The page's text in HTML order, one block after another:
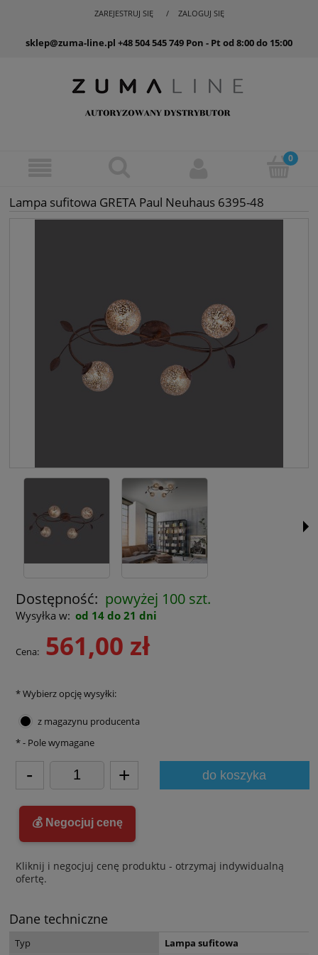
ZAREJESTRUJ SIĘ ZALOGUJ SIĘ
sklep@zuma-line.pl +48 504 545 749 Pon - Pt od 8:00 do 15:00
Lampa sufitowa GRETA Paul Neuhaus 6395-48
Dostępność: powyżej 100 szt.
Wysyłka w: od 14 do 21 dni
Cena: 561,00 zł
*Wybierz opcję wysyłki:
z magazynu producenta
- + do koszyka
*- Pole wymagane
💰 Negocjuj cenę
Kliknij i negocjuj cenę produktu - otrzymaj indywidualną
ofertę.
Dane techniczne
Typ
Lampa sufitowa